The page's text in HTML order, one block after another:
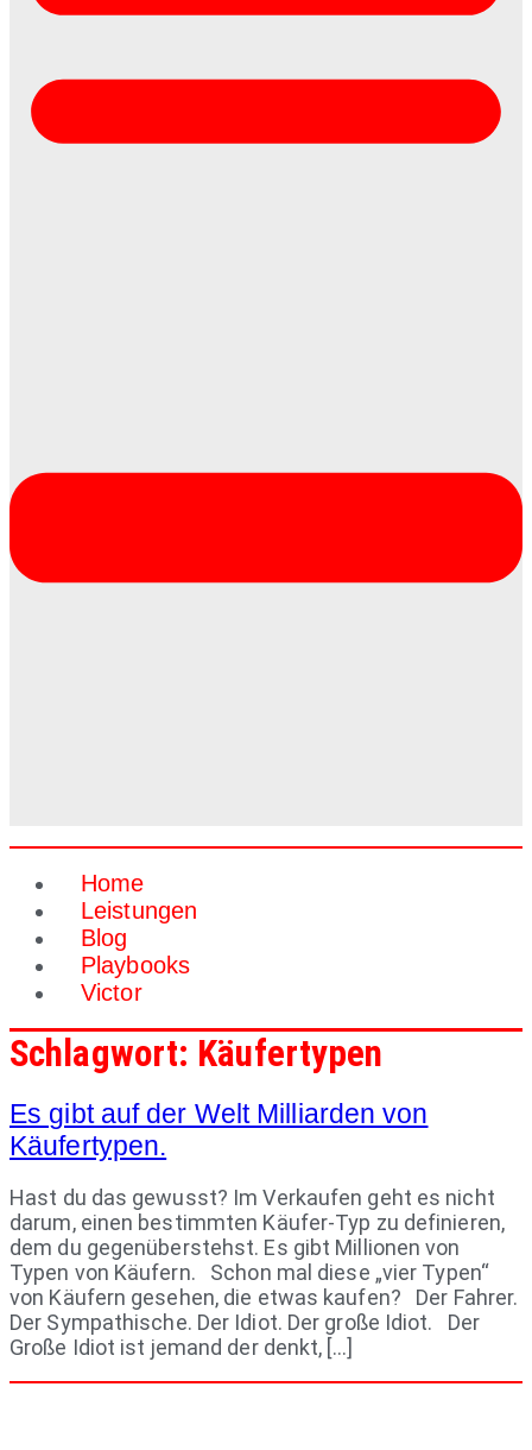
Home
Leistungen
Blog
Playbooks
Victor
Schlagwort: Käufertypen
Es gibt auf der Welt Milliarden von
Käufertypen.
Hast du das gewusst? Im Verkaufen geht es nicht
darum, einen bestimmten Käufer-Typ zu definieren,
dem du gegenüberstehst. Es gibt Millionen von
Typen von Käufern. Schon mal diese „vier Typen“
von Käufern gesehen, die etwas kaufen? Der Fahrer.
Der Sympathische. Der Idiot. Der große Idiot. Der
Große Idiot ist jemand der denkt, […]